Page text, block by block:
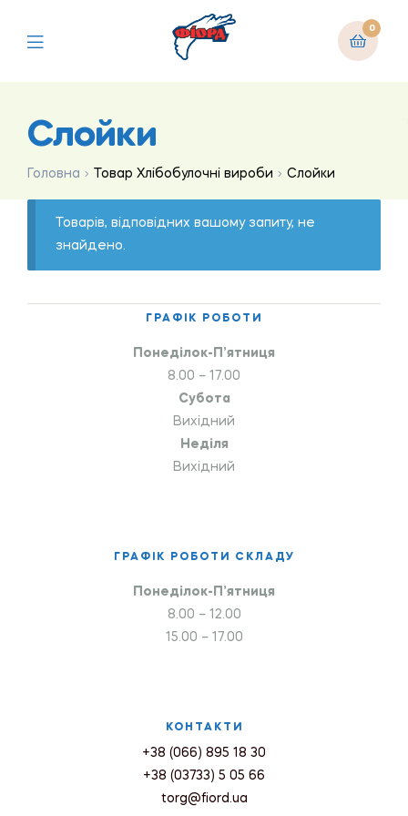
0
Слойки
Головна Товар Хлібобулочні вироби Слойки
Товарів, відповідних вашому запиту, не
знайдено.
ГРАФІК РОБОТИ
Понеділок-П’ятниця
8.00 – 17.00
Субота
Вихідний
Неділя
Вихідний
ГРАФІК РОБОТИ СКЛАДУ
Понеділок-П’ятниця
8.00 – 12.00
15.00 – 17.00
КОНТАКТИ
+38 (066) 895 18 30
+38 (03733) 5 05 66
torg@fiord.ua